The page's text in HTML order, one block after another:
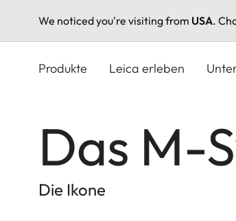
We noticed you're visiting from USA.
Produkte Leica erleben
Das M-
Die Ikone